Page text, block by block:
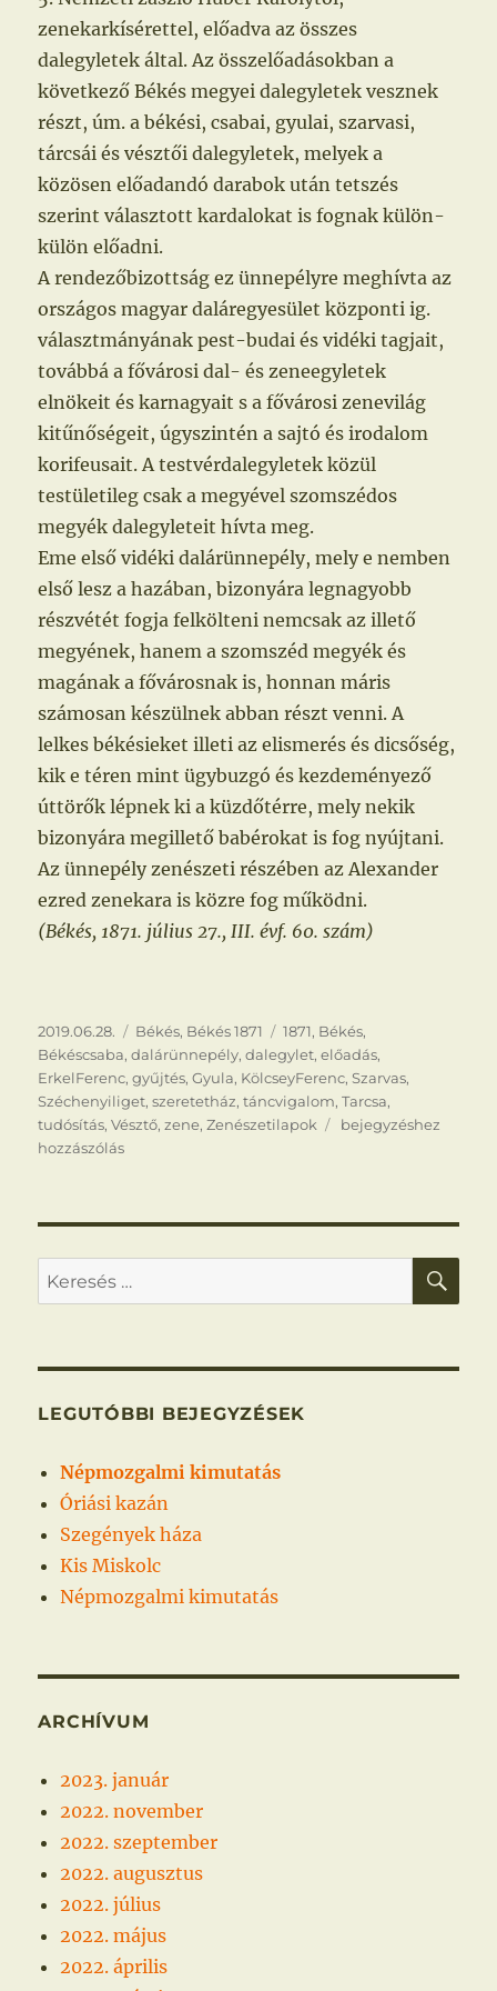
zenekarkísérettel, előadva az összes
dalegyletek által. Az összelőadásokban a
következő Békés megyei dalegyletek vesznek
részt, úm. a békési, csabai, gyulai, szarvasi,
tárcsái és vésztői dalegyletek, melyek a
közösen előadandó darabok után tetszés
szerint választott kardalokat is fognak külön-
külön előadni.
A rendezőbizottság ez ünnepélyre meghívta az
országos magyar daláregyesület központi ig.
választmányának pest-budai és vidéki tagjait,
továbbá a fővárosi dal- és zeneegyletek
elnökeit és karnagyait s a fővárosi zenevilág
kitűnőségeit, úgyszintén a sajtó és irodalom
korifeusait. A testvérdalegyletek közül
testületileg csak a megyével szomszédos
megyék dalegyleteit hívta meg.
Eme első vidéki dalárünnepély, mely e nemben
első lesz a hazában, bizonyára legnagyobb
részvétét fogja felkölteni nemcsak az illető
megyének, hanem a szomszéd megyék és
magának a fővárosnak is, honnan máris
számosan készülnek abban részt venni. A
lelkes békésieket illeti az elismerés és dicsőség,
kik e téren mint ügybuzgó és kezdeményező
úttörők lépnek ki a küzdőtérre, mely nekik
bizonyára megillető babérokat is fog nyújtani.
Az ünnepély zenészeti részében az Alexander
ezred zenekara is közre fog működni.
(Békés, 1871. július 27., III. évf. 60. szám)
Közzétéve
2019.06.28. Kategória
Békés, Békés 1871 Címke
1871, Békés,
Békéscsaba,dalárünnepély,dalegylet,előadás,
ErkelFerenc,gyűjtés,Gyula, KölcseyFerenc,Szarvas,
Széchenyiliget,szeretetház,táncvigalom,Tarcsa,
tudósítás,Vésztő,zene,Zenészetilapok Dalárünnepély
bejegyzéshez
hozzászólás
Keresés
a
kifejezésre:
LEGUTÓBBI BEJEGYZÉSEK
Népmozgalmi kimutatás
Óriási kazán
Szegények háza
Kis Miskolc
Népmozgalmi kimutatás
ARCHÍVUM
2023. január
2022. november
2022. szeptember
2022. augusztus
2022. július
2022. május
2022. április